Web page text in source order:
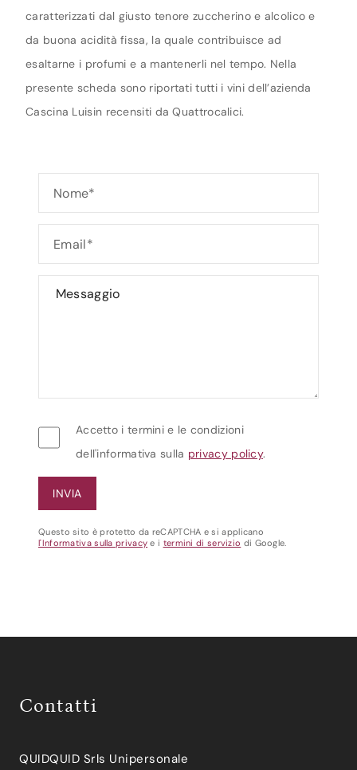
caratterizzati dal giusto tenore zuccherino e alcolico e
da buona acidità fissa, la quale contribuisce ad
esaltarne i profumi e a mantenerli nel tempo. Nella
presente scheda sono riportati tutti i vini dell’azienda
Cascina Luisin recensiti da Quattrocalici.
Accetto i termini e le condizioni
dell'informativa sulla privacy policy.
Questo sito è protetto da reCAPTCHA e si applicano
l'Informativa sulla privacy e i termini di servizio di Google.
Contatti
QUIDQUID Srls Unipersonale